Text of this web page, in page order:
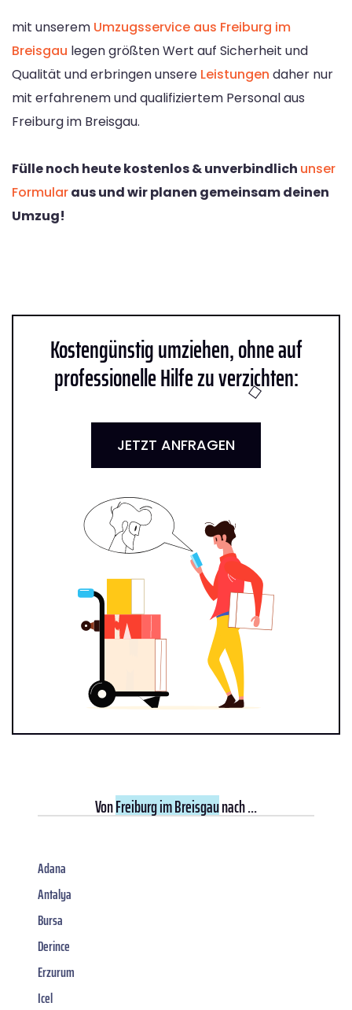
mit unserem Umzugsservice aus Freiburg im
Breisgau legen größten Wert auf Sicherheit und
Qualität und erbringen unsere Leistungen daher nur
mit erfahrenem und qualifiziertem Personal aus
Freiburg im Breisgau.
Fülle noch heute kostenlos & unverbindlich unser
Formularaus und wir planen gemeinsam deinen
Umzug!
Kostengünstig umziehen, ohne auf
professionelle Hilfe zu verzichten:
JETZT ANFRAGEN
VonFreiburg im Breisgaunach ...
Adana
Antalya
Bursa
Derince
Erzurum
Icel